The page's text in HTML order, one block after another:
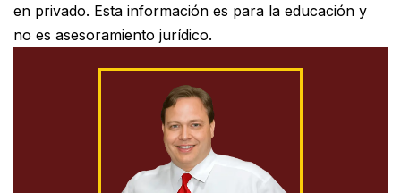
en privado. Esta información es para la educación y
no es asesoramiento jurídico.